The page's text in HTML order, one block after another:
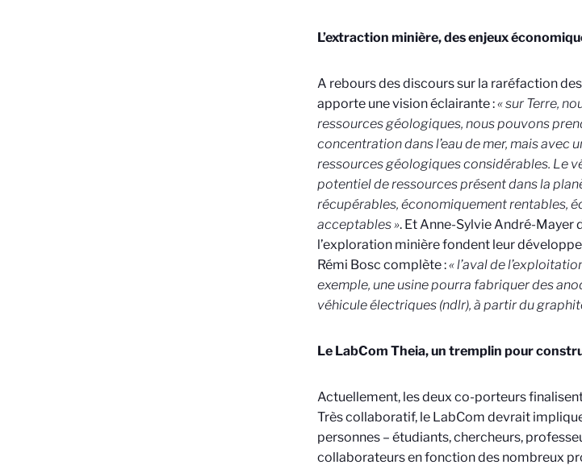
L’extraction minière, des enjeux
A rebours des discours sur la raréfaction
apporte une vision éclairante :« sur Terre,
ressources géologiques, nous pouvons
concentration dans l’eau de mer, mais avec
ressources géologiques considérables. Le
potentiel de ressources présent dans la
récupérables, économiquement rentables,
acceptables ». EtAnne-Sylvie André-Mayer
l’exploration minière fondent leur
Rémi Bosc complète :« l’aval de
exemple, une usine pourra fabriquer des
véhicule électriques (ndlr), à partir du
Le LabCom Theia, un tremplin pour
Actuellement, les deux co-porteurs
Très collaboratif, le LabCom devrait
personnes – étudiants, chercheurs,
collaborateurs en fonction des nombreux